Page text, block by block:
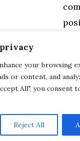
your browsing
or content, and
All", you consent
Reject All